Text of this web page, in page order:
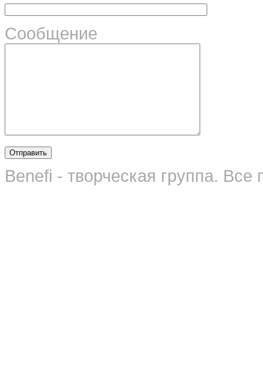
Сообщение
Benefi - творческая группа.